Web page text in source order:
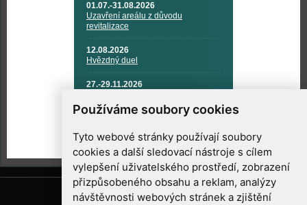
Používáme soubory cookies
Tyto webové stránky používají soubory
cookies a další sledovací nástroje s cílem
vylepšení uživatelského prostředí, zobrazení
přizpůsobeného obsahu a reklam, analýzy
návštěvnosti webových stránek a zjištění
01.07.-31.08.2026
Uzavření areálu z důvodu
revitalizace
12.08.2026
Hvězdný duel
27.-29.11.2026
TECHNIKA A KOSMICKÉ
TECHNOLOGIE